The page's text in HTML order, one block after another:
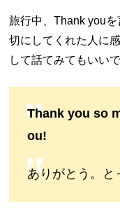
旅行中、Thank you
切にしてくれた人に
して話てみてもいいで
Thank you so
ou!
ありがとう。と